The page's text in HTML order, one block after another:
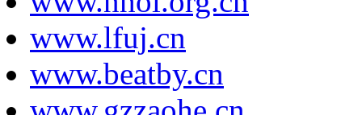
www.lfuj.cn
www.beatby.cn